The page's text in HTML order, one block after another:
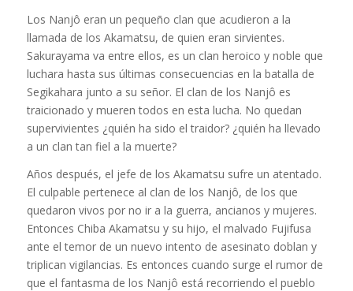
Los Nanjô eran un pequeño clan que acudieron a la
llamada de los Akamatsu, de quien eran sirvientes.
Sakurayama va entre ellos, es un clan heroico y noble que
luchara hasta sus últimas consecuencias en la batalla de
Segikahara junto a su señor. El clan de los Nanjô es
traicionado y mueren todos en esta lucha. No quedan
supervivientes ¿quién ha sido el traidor? ¿quién ha llevado
a un clan tan fiel a la muerte?
Años después, el jefe de los Akamatsu sufre un atentado.
El culpable pertenece al clan de los Nanjô, de los que
quedaron vivos por no ir a la guerra, ancianos y mujeres.
Entonces Chiba Akamatsu y su hijo, el malvado Fujifusa
ante el temor de un nuevo intento de asesinato doblan y
triplican vigilancias. Es entonces cuando surge el rumor de
que el fantasma de los Nanjô está recorriendo el pueblo